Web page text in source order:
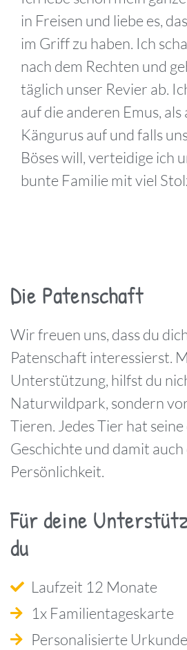
in Freisen und liebe es,
im Griff zu haben. Ich
nach dem Rechten und
täglich unser Revier ab.
auf die anderen Emus, als
Kängurus auf und falls
Böses will, verteidige ich
bunte Familie mit viel
Die Patenschaft
Wir freuen uns, dass du
Patenschaft interessierst.
Unterstützung, hilfst du
Naturwildpark, sondern
Tieren. Jedes Tier hat seine
Geschichte und damit auch
Persönlichkeit.
Für deine
du
Laufzeit 12 Monate
1x Familientageskarte
Personalisierte Urkunde